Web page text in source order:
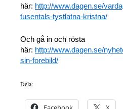
här: http://www.dagen.se/
tusentals-tystlatna-kristna/
Och gå in och rösta
här: http://www.dagen.se/
sin-forebild/
Dela: